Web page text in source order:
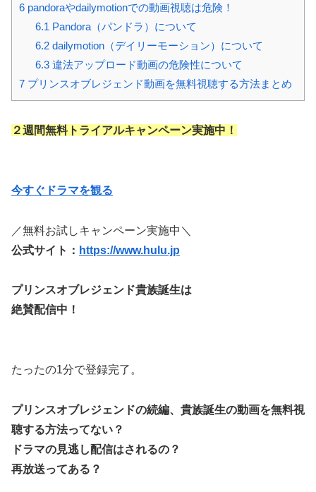
6 pandoraやdailymotionでの動画視聴は危険！
6.1 Pandora（パンドラ）について
6.2dailymotion（デイリーモーション）について
6.3違法アップロード動画の危険性について
7 プリンスオブレジェンド動画を無料視聴する方法まとめ
２週間無料トライアルキャンペーン実施中！
今すぐドラマを観る
／無料お試しキャンペーン実施中＼
公式サイト： https://www.hulu.jp
プリンスオブレジェンド貴族誕生は
絶賛配信中！
たったの1分で登録完了。
プリンスオブレジェンドの続編、貴族誕生の動画を無料視
聴する方法ってない？
ドラマの見逃し配信はされるの？
再放送ってある？